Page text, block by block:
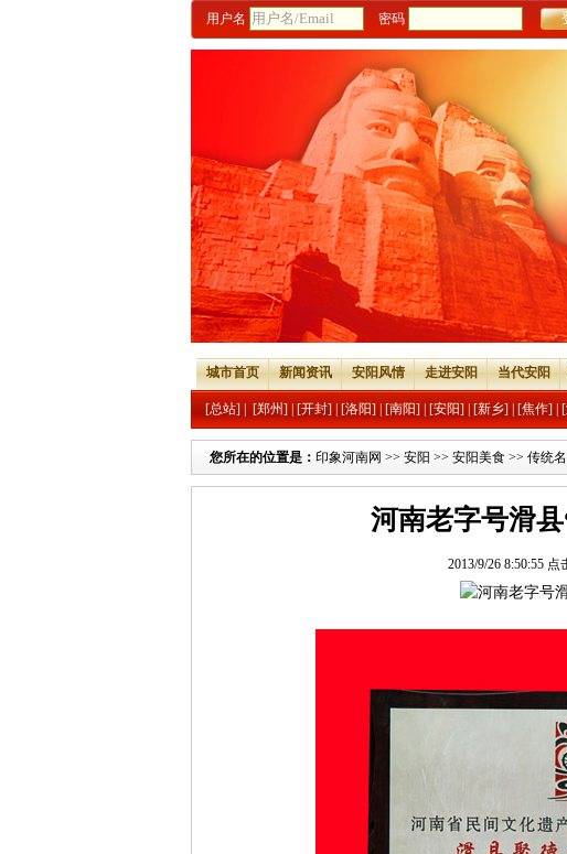
用户名 密码
城市首页 新闻资讯 安阳风情 走进安阳 当代安阳
[总站] [郑州] [开封] [洛阳] [南阳] [安阳] [新乡] [焦作]
您所在的位置是： 印象河南网 >> 安阳 >> 安阳美食 >> 传统
河南老字号滑
2013/9/26 8:50:55 点